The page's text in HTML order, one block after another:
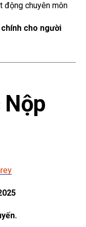
động chuyên môn
cho người
Nộp